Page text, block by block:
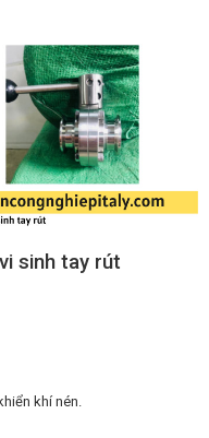
sinh tay rút
khí nén.